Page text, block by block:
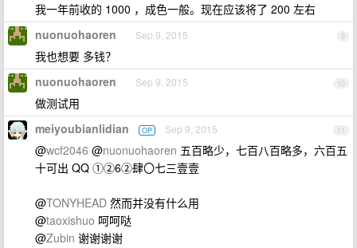
我一年前收的 1000 ，成色一般。现在应该将了 200 左右
9
nuonuohaoren Sep 9, 2015
我也想要 多钱？
10
nuonuohaoren Sep 9, 2015
做测试用
11
meiyoubianlidian OP Sep 9, 2015
@wcf2046 @nuonuohaoren 五百略少，七百八百略多，六百五
十可出 QQ ①②6②肆〇七三壹壹
@TONYHEAD 然而并没有什么用
@taoxishuo 呵呵哒
@Zubin 谢谢谢谢